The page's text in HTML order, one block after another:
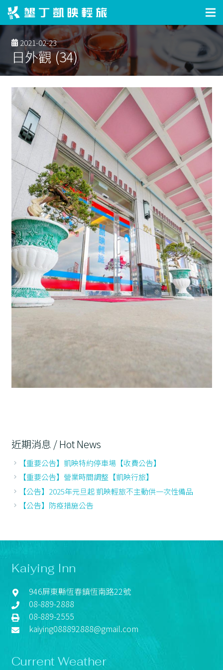
2021-02-23
日外觀 (34)
近期消息 / Hot News
【重要公告】凱映特約停車場【收費公告】
【重要公告】營業時間調整【凱映行旅】
【公告】2025年元旦起 凱映輕旅不主動供一次性備品
【公告】防疫措施公告
Kaiying Inn
946屏東縣恆春鎮恆南路22號
08-889-2888
08-889-2555
kaiying088892888@gmail.com
Current Weather